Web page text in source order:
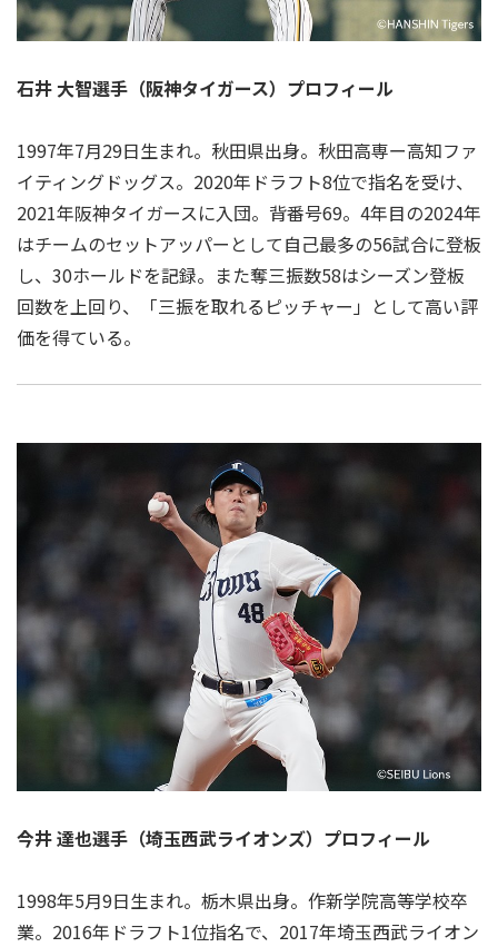
石井 大智選手（阪神タイガース）プロフィール
1997年7月29日生まれ。秋田県出身。秋田高専ー高知ファ
イティングドッグス。2020年ドラフト8位で指名を受け、
2021年阪神タイガースに入団。背番号69。4年目の2024年
はチームのセットアッパーとして自己最多の56試合に登板
し、30ホールドを記録。また奪三振数58はシーズン登板
回数を上回り、「三振を取れるピッチャー」として高い評
価を得ている。
今井 達也選手（埼玉西武ライオンズ）プロフィール
1998年5月9日生まれ。栃木県出身。作新学院高等学校卒
業。2016年ドラフト1位指名で、2017年埼玉西武ライオン